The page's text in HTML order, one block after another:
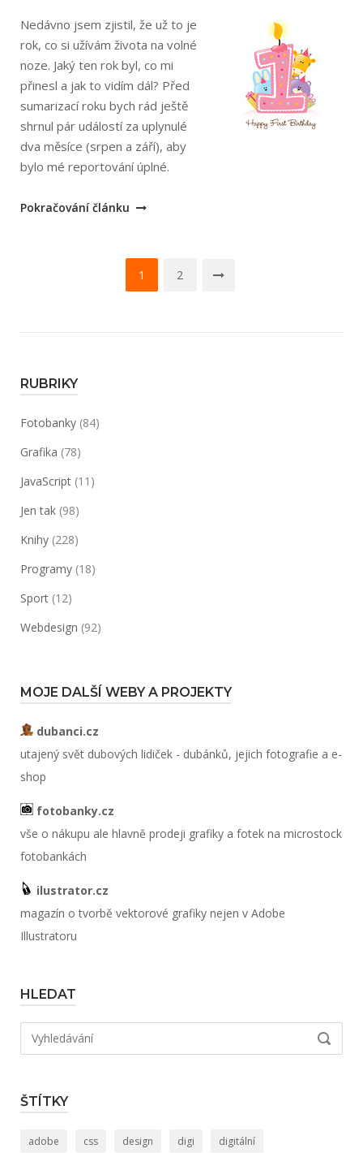
Nedávno jsem zjistil, že už to je
rok, co si užívám života na volné
noze. Jaký ten rok byl, co mi
přinesl a jak to vidím dál? Před
sumarizací roku bych rád ještě
shrnul pár událostí za uplynulé
dva měsíce (srpen a září), aby
bylo mé reportování úplné.
„Už
Pokračování článku
1 2
RUBRIKY
Fotobanky (84)
Grafika (78)
JavaScript (11)
Jen tak (98)
Knihy (228)
Programy (18)
Sport (12)
Webdesign (92)
MOJE DALŠÍ WEBY A PROJEKTY
dubanci.cz
utajený svět dubových lidiček - dubánků, jejich fotografie a e-
shop
fotobanky.cz
vše o nákupu ale hlavně prodeji grafiky a fotek na microstock
fotobankách
ilustrator.cz
magazín o tvorbě vektorové grafiky nejen v Adobe
Illustratoru
HLEDAT
ŠTÍTKY
adobe css design digi digitální